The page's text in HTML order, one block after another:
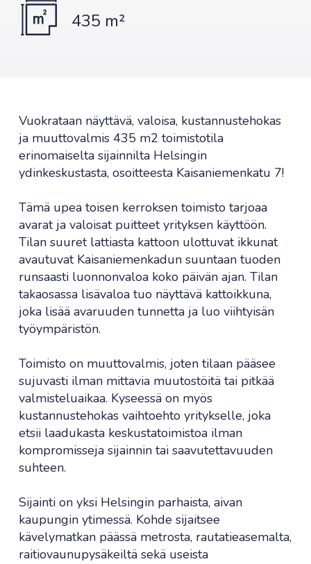
435 m²
Vuokrataan näyttävä, valoisa, kustannustehokas
ja muuttovalmis 435 m2 toimistotila
erinomaiselta sijainnilta Helsingin
ydinkeskustasta, osoitteesta Kaisaniemenkatu 7!
Tämä upea toisen kerroksen toimisto tarjoaa
avarat ja valoisat puitteet yrityksen käyttöön.
Tilan suuret lattiasta kattoon ulottuvat ikkunat
avautuvat Kaisaniemenkadun suuntaan tuoden
runsaasti luonnonvaloa koko päivän ajan. Tilan
takaosassa lisävaloa tuo näyttävä kattoikkuna,
joka lisää avaruuden tunnetta ja luo viihtyisän
työympäristön.
Toimisto on muuttovalmis, joten tilaan pääsee
sujuvasti ilman mittavia muutostöitä tai pitkää
valmisteluaikaa. Kyseessä on myös
kustannustehokas vaihtoehto yritykselle, joka
etsii laadukasta keskustatoimistoa ilman
kompromisseja sijainnin tai saavutettavuuden
suhteen.
Sijainti on yksi Helsingin parhaista, aivan
kaupungin ytimessä. Kohde sijaitsee
kävelymatkan päässä metrosta, rautatieasemalta,
raitiovaunupysäkeiltä sekä useista